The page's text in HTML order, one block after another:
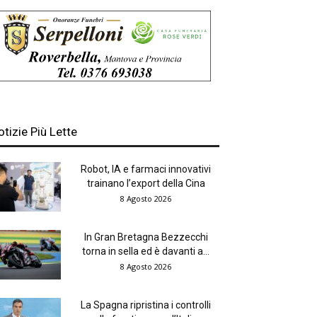
Più Lette
Robot, IA e farmaci innovativi
trainano l’export della Cina
8 Agosto 2026
In Gran Bretagna Bezzecchi
torna in sella ed è davanti a...
8 Agosto 2026
La Spagna ripristina i controlli